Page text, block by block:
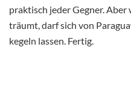
praktisch jeder Gegner.
träumt, darf sich von
kegeln lassen. Fertig.